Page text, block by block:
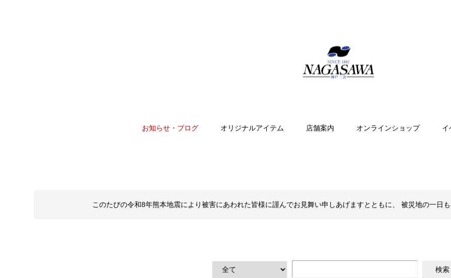
お知らせ・ブログ オリジナルアイテム 店舗案内 オンラインショップ イ
このたびの令和8年熊本地震により被害にあわれた皆様に謹んでお見舞い申しあげますとともに、 被災地の一日